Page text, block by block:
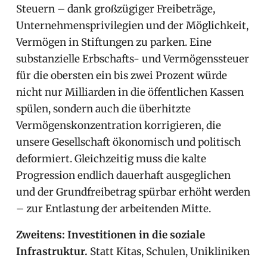
Steuern – dank großzügiger Freibeträge,
Unternehmensprivilegien und der Möglichkeit,
Vermögen in Stiftungen zu parken. Eine
substanzielle Erbschafts- und Vermögenssteuer
für die obersten ein bis zwei Prozent würde
nicht nur Milliarden in die öffentlichen Kassen
spülen, sondern auch die überhitzte
Vermögenskonzentration korrigieren, die
unsere Gesellschaft ökonomisch und politisch
deformiert. Gleichzeitig muss die kalte
Progression endlich dauerhaft ausgeglichen
und der Grundfreibetrag spürbar erhöht werden
– zur Entlastung der arbeitenden Mitte.
Zweitens: Investitionen in die soziale
Infrastruktur. Statt Kitas, Schulen, Unikliniken